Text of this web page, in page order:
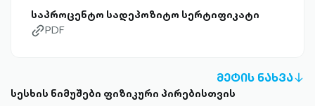
საპროცენტო სადეპოზიტო სერტიფიკატი
link-diagonal-outlined
PDF
ᲛᲔᲢᲘᲡ ᲜᲐᲮᲕᲐ
სესხის ნიმუშები ფიზიკური პირებისთვის